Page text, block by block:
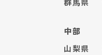
中部
山梨県